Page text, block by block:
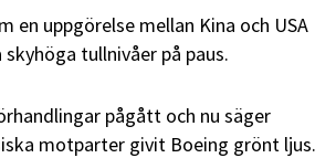
en uppgörelse mellan Kina och USA
tullnivåer på paus.
pågått och nu säger
motparter givit Boeing grönt ljus.